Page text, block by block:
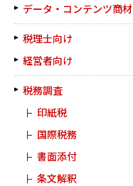
データ・コンテンツ商材
税理士向け
経営者向け
税務調査
印紙税
国際税務
書面添付
条文解釈